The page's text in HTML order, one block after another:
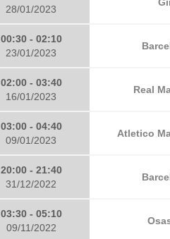
28/01/2023
00:30 - 02:10
23/01/2023
02:00 - 03:40
16/01/2023
Real
03:00 - 04:40
09/01/2023
Atletico
20:00 - 21:40
31/12/2022
03:30 - 05:10
09/11/2022